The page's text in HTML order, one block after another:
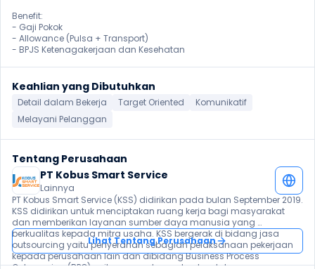
Benefit:
- Gaji Pokok
- Allowance (Pulsa + Transport)
- BPJS Ketenagakerjaan dan Kesehatan
Keahlian yang Dibutuhkan
Detail dalam Bekerja Target Oriented
Komunikatif
Melayani Pelanggan
Tentang Perusahaan
PT Kobus Smart Service
Lainnya
PT Kobus Smart Service (KSS) didirikan pada bulan September 2019.
KSS didirikan untuk menciptakan ruang kerja bagi masyarakat
dan memberikan layanan sumber daya manusia yang
berkualitas kepada mitra usaha. KSS bergerak di bidang jasa
outsourcing yaitu penyerahan sebagian pelaksanaan pekerjaan
kepada perusahaan lain dan dibidang Business Process
Lihat Tentang Perusahaan